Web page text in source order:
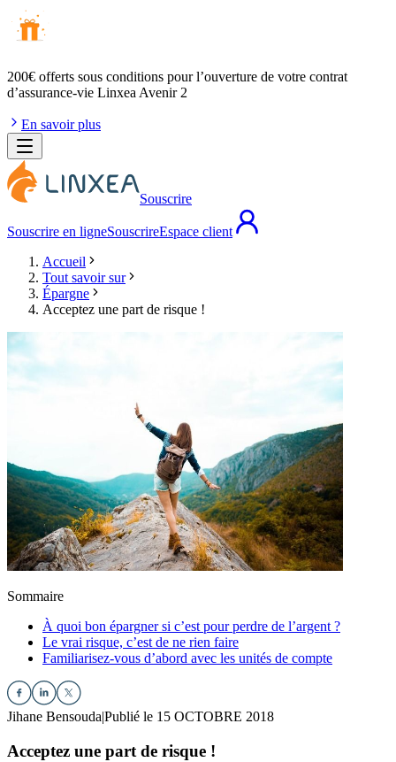
200€ offerts sous conditions pour l’ouverture de votre contrat
d’assurance-vie Linxea Avenir 2
En savoir plus
Souscrire
Souscrire en ligneSouscrireEspace client
Accueil
Tout savoir sur
Épargne
Acceptez une part de risque !
Sommaire
À quoi bon épargner si c’est pour perdre de l’argent ?
Le vrai risque, c’est de ne rien faire
Familiarisez-vous d’abord avec les unités de compte
Jihane Bensouda|Publié le 15 OCTOBRE 2018
Acceptez une part de risque !